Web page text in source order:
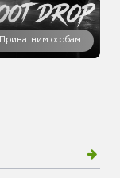
Приватним особам